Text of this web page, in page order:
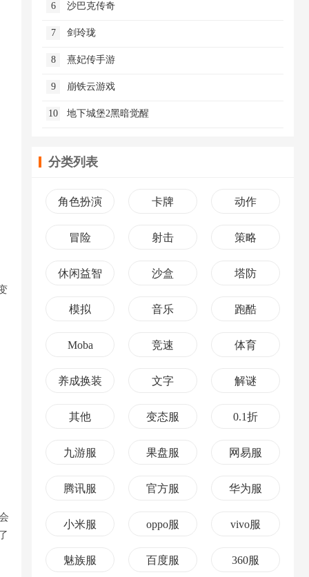
6 沙巴克传奇
7 剑玲珑
8 熹妃传手游
9 崩铁云游戏
10 地下城堡2黑暗觉醒
分类列表
角色扮演 卡牌 动作
冒险 射击 策略
休闲益智 沙盒 塔防
模拟 音乐 跑酷
Moba 竞速 体育
养成换装 文字 解谜
其他 变态服 0.1折
九游服 果盘服 网易服
腾讯服 官方服 华为服
小米服 oppo服 vivo服
魅族服 百度服 360服